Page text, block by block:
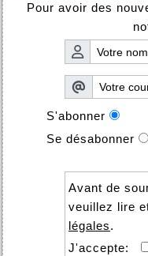
Pour avoir des
S'abonner
Se désabonner
Avant de
veuillez lire
légales.
J'accepte: